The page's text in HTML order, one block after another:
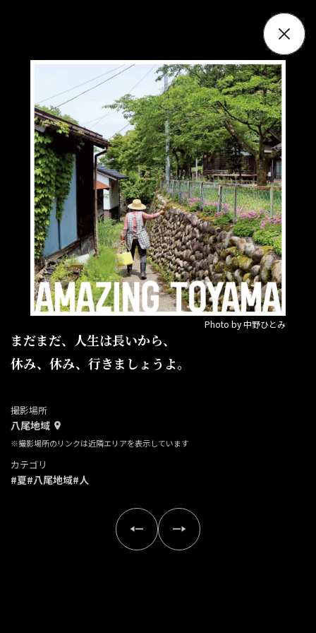
Photo by 中野ひとみ
まだまだ、人生は長いから、
休み、休み、行きましょうよ。
撮影場所
八尾地域
※撮影場所のリンクは近隣エリアを表示しています
カテゴリ
#夏#八尾地域#人